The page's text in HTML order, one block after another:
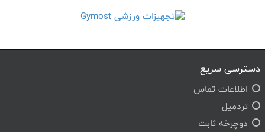
دسترسی سریع
اطلاعات تماس
تردمیل
دوچرخه ثابت